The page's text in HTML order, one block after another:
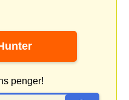
penger!